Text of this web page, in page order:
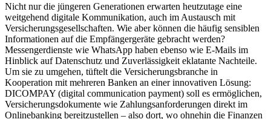
Nicht nur die jüngeren Generationen erwarten heutzutage eine
weitgehend digitale Kommunikation, auch im Austausch mit
Versicherungsgesellschaften. Wie aber können die häufig sensiblen
Informationen auf die Empfängergeräte gebracht werden?
Messengerdienste wie WhatsApp haben ebenso wie E-Mails im
Hinblick auf Datenschutz und Zuverlässigkeit eklatante Nachteile.
Um sie zu umgehen, tüftelt die Versicherungsbranche in
Kooperation mit mehreren Banken an einer innovativen Lösung:
DICOMPAY (digital communication payment) soll es ermöglichen,
Versicherungsdokumente wie Zahlungsanforderungen direkt im
Onlinebanking bereitzustellen – also dort, wo ohnehin die Finanzen